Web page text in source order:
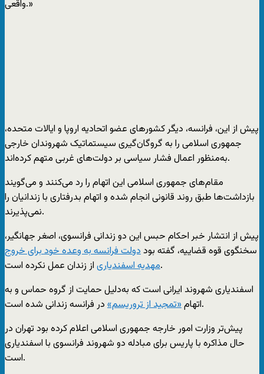
واقعی.»
پیش از این، فرانسه، دیگر کشورهای عضو اتحادیه اروپا و ایالات متحده،
جمهوری اسلامی را به گروگان‌گیری سیستماتیک شهروندان خارجی
به‌منظور اعمال فشار سیاسی بر دولت‌های غربی متهم کرده‌اند.
مقام‌های جمهوری اسلامی این اتهام را رد می‌کنند و می‌گویند
بازداشت‌ها طبق روند قانونی انجام شده و اتهام بدرفتاری با زندانیان را
نمی‌پذیرند.
پیش از انتشار خبر احکام حبس این دو زندانی فرانسوی، اصغر جهانگیر،
سخنگوی قوه قضاییه، گفته بوددولت فرانسه به وعده خود برای خروج
مهدیه اسفندیاریاز زندان عمل نکرده است.
اسفندیاری شهروند ایرانی است که به‌دلیل حمایت از گروه حماس و به
اتهام«تمجید از تروریسم»
در فرانسه زندانی شده است.
پیش‌تر وزارت امور خارجه جمهوری اسلامی اعلام کرده بود تهران در
حال مذاکره با پاریس برای مبادله دو شهروند فرانسوی با اسفندیاری
است.